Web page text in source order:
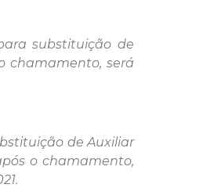
substituição de
chamamento, será
de Auxiliar
o chamamento,